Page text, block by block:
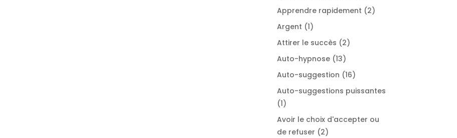
produits
Apprendre rapidement 22
Argent 11
produit
Attirer le succès 22
Auto-hypnose 1313
produits
Auto-suggestion 1616
produits
Auto-suggestions puissantes
11
produit
Avoir le choix d'accepter ou
de refuser
22